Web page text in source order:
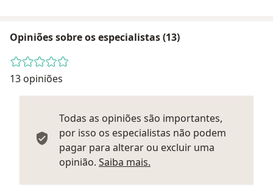
Opiniões sobre os especialistas (13)
13 opiniões
Todas as opiniões são importantes,
por isso os especialistas não podem
pagar para alterar ou excluir uma
opinião. Saiba mais.